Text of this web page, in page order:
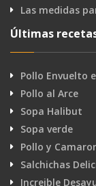
Las medidas
Últimas
Pollo Envuelto
Pollo al Arce
Sopa Halibut
Sopa verde
Pollo y
Salchichas
Increible